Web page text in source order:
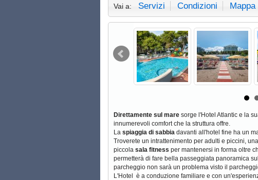
Vai a: Servizi Condizioni Mappa
Direttamente sul maresorge l'Hotel Atlantic e la
innumerevoli comfort che la struttura offre.
La spiaggia di sabbiadavanti all'hotel fine ha un
Troverete un intrattenimento per adulti e piccini, una
piccolasala fitness per mantenersi in forma oltre
permetterà di fare bella passeggiata panoramica
parcheggio non sarà un problema visto il
L'Hotel è a conduzione familiare e con